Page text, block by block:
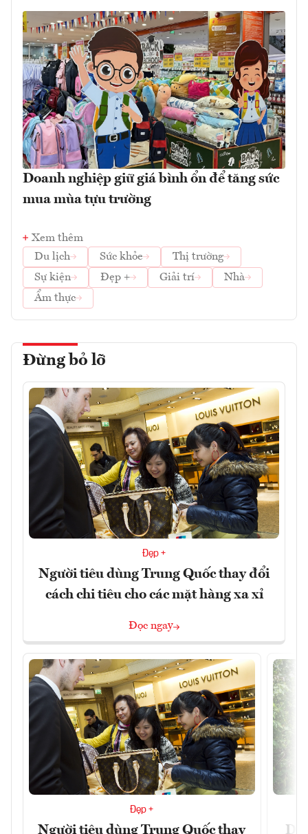
Doanh nghiệp giữ giá bình ổn để tăng sức
mua mùa tựu trường
Xem thêm
Du lịch
Sức khỏe
Thị trường
Sự kiện
Đẹp + Giải trí
Nhà
Ẩm thực
Đừng bỏ lỡ
Đẹp +
Người tiêu dùng Trung Quốc thay đổi
cách chi tiêu cho các mặt hàng xa xỉ
Đọc ngay
Đẹp +
Người tiêu dùng Trung Quốc thay Du